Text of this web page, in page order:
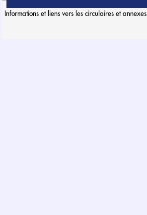
Informations et liens vers les circulaires et annexes